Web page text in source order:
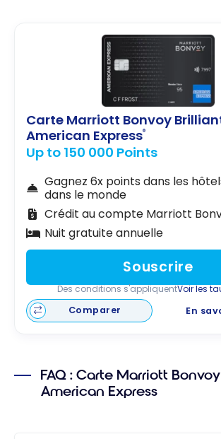
Carte Marriott Bonvoy
American Express®
Up to 150 000 Points
Gagnez 6x points dans les
dans le monde
Crédit au compte Marriott
Nuit gratuite annuelle
Souscrire
Des conditions s'appliquentVoir les
Comparer
En
FAQ : Carte Marriott
American Express